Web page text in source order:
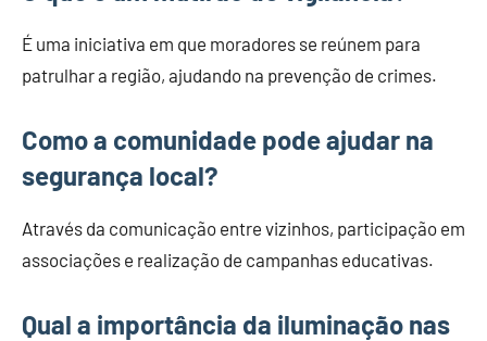
É uma iniciativa em que moradores se reúnem para
patrulhar a região, ajudando na prevenção de crimes.
Como a comunidade pode ajudar na
segurança local?
Através da comunicação entre vizinhos, participação em
associações e realização de campanhas educativas.
Qual a importância da iluminação nas